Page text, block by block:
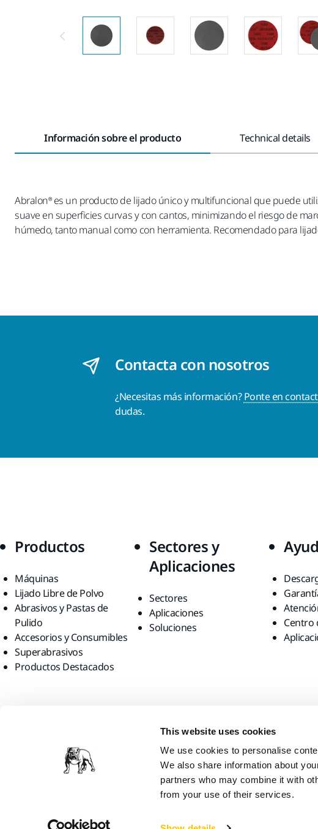
This website uses cookies
We use cookies to personalise
We also share information about
partners who may combine it with
from your use of their services.
Información sobre el producto Technical details
Abralon® es un producto de lijado único y multifuncional que puede
suave en superficies curvas y con cantos, minimizando el riesgo de
húmedo, tanto manual como con herramienta. Recomendado para
Contacta con nosotros
¿Necesitas más información?Ponte en
dudas.
Productos
Máquinas
Lijado Libre de Polvo
Abrasivos y Pastas de
Pulido
Accesorios y Consumibles
Superabrasivos
Productos Destacados
Sectores y
Aplicaciones
Sectores
Aplicaciones
Soluciones
Centro